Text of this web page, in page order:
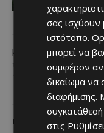
Το ακίνητο αποτελεί
μικτής χρήσηςστη
τον αυτοκινητόδρομο
120 μέτρα από το
Το μερίδιο
και ένα
σας ισχύουν
ιστότοπο.
μπορεί να
συμφέρον
δικαίωμα να
διαφήμισης.
στις